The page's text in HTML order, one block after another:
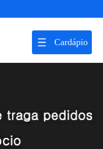
Cardápio